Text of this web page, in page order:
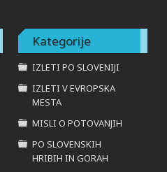
Kategorije
IZLETI PO SLOVENIJI
IZLETI V EVROPSKA
MESTA
MISLI O POTOVANJIH
PO SLOVENSKIH
HRIBIH IN GORAH